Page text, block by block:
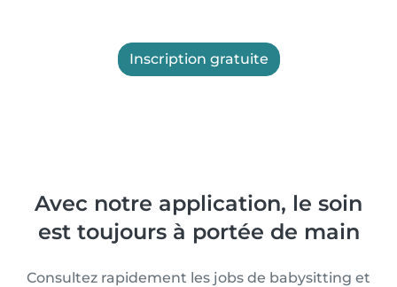
Inscription gratuite
Avec notre application, le soin
est toujours à portée de main
Consultez rapidement les jobs de babysitting et